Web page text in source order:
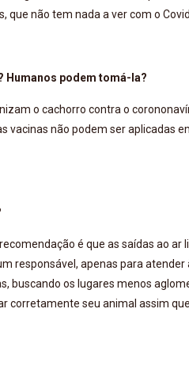
que não tem nada a ver com o
Humanos podem tomá-la?
o cachorro contra o
vacinas não podem ser aplicadas
é que as saídas ao
responsável, apenas para
buscando os lugares menos
corretamente seu animal assim